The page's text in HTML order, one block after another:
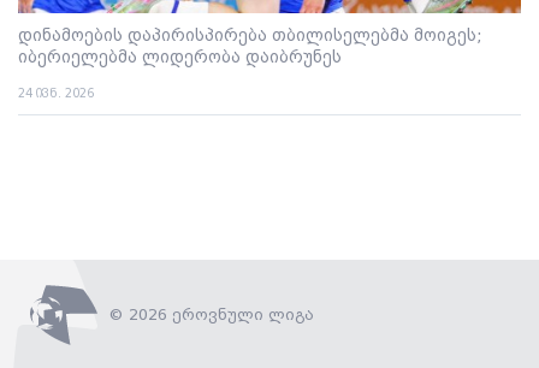
დინამოების დაპირისპირება თბილისელებმა მოიგეს;
იბერიელებმა ლიდერობა დაიბრუნეს
24 ივნ. 2026
© 2026 ეროვნული ლიგა